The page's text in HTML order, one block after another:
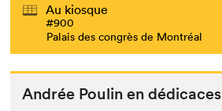
Au kiosque
#900
Palais des congrès de Montréal
Andrée Poulin en dédicaces